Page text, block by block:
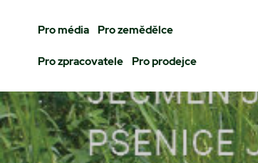
Pro média Pro zemědělce
Pro zpracovatele Pro prodejce